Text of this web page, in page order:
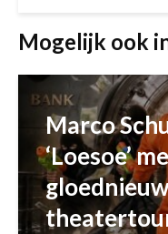
Mogelijk ook
Marco
‘Loesoe’